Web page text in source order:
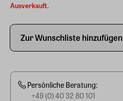
Ausverkauft.
Zur Wunschliste hinzufügen
Persönliche Beratung:
+49 (0) 40 32 80 101